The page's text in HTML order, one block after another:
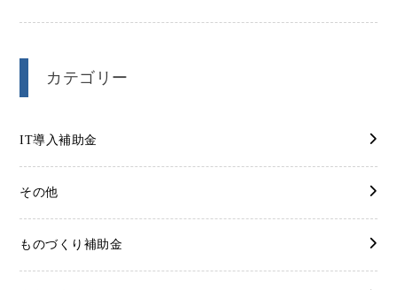
カテゴリー
IT導入補助金
その他
ものづくり補助金